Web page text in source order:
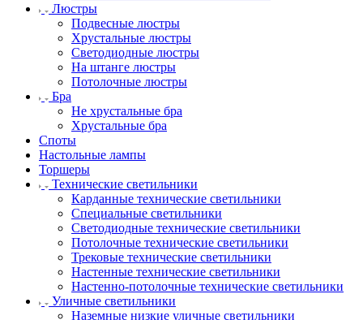
Люстры
Подвесные люстры
Хрустальные люстры
Светодиодные люстры
На штанге люстры
Потолочные люстры
Бра
Не хрустальные бра
Хрустальные бра
Споты
Настольные лампы
Торшеры
Технические светильники
Карданные технические светильники
Специальные светильники
Светодиодные технические светильники
Потолочные технические светильники
Трековые технические светильники
Настенные технические светильники
Настенно-потолочные технические светильники
Уличные светильники
Наземные низкие уличные светильники